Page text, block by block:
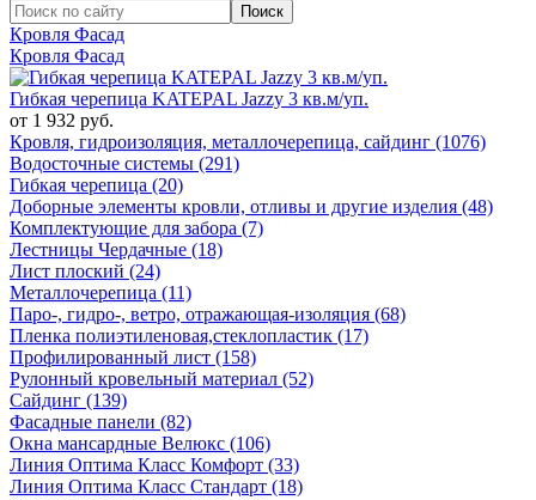
Кровля Фасад
Кровля Фасад
Гибкая черепица KATEPAL Jazzy 3 кв.м/уп.
от 1 932 руб.
Кровля, гидроизоляция, металлочерепица, сайдинг (1076)
Водосточные системы (291)
Гибкая черепица (20)
Доборные элементы кровли, отливы и другие изделия (48)
Комплектующие для забора (7)
Лестницы Чердачные (18)
Лист плоский (24)
Металлочерепица (11)
Паро-, гидро-, ветро, отражающая-изоляция (68)
Пленка полиэтиленовая,стеклопластик (17)
Профилированный лист (158)
Рулонный кровельный материал (52)
Сайдинг (139)
Фасадные панели (82)
Окна мансардные Велюкс (106)
Линия Оптима Класс Комфорт (33)
Линия Оптима Класс Стандарт (18)